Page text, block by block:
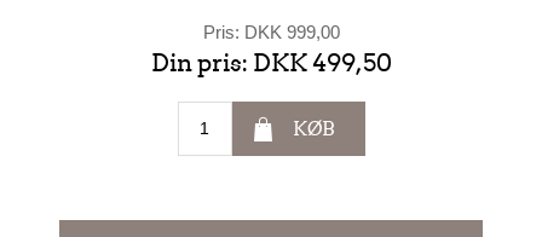
Pris: DKK 999,00
Din pris: DKK 499,50
KØB